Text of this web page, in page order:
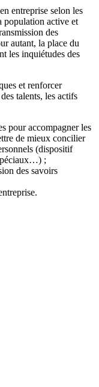
entreprise selon les
population active et
des
autant, la place du
les inquiétudes des
et renforcer
talents, les actifs
pour accompagner les
de mieux concilier
(dispositif
;
des savoirs